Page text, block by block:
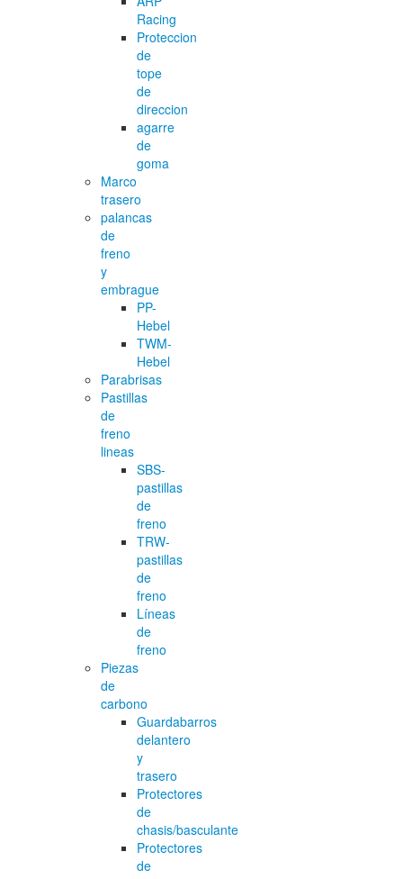
Racing
Proteccion
de
tope
de
direccion
agarre
de
goma
Marco
trasero
palancas
de
freno
y
embrague
PP-
Hebel
TWM-
Hebel
Parabrisas
Pastillas
de
freno
lineas
SBS-
pastillas
de
freno
TRW-
pastillas
de
freno
Líneas
de
freno
Piezas
de
carbono
Guardabarros
delantero
y
trasero
Protectores
de
chasis/basculante
Protectores
de